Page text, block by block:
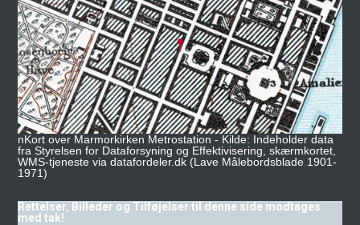
nKort over Marmorkirken Metrostation - Kilde: Indeholder data
fra Styrelsen for Dataforsyning og Effektivisering, skærmkortet,
WMS-tjeneste via datafordeler.dk (Lave Målebordsblade 1901-
1971)
Rettelser, Billeder og Tilføjelser til denne side modtages
med tak!